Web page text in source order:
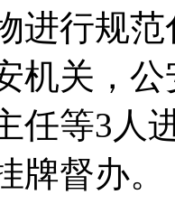
进行规
机关，
任等3人
牌督办。